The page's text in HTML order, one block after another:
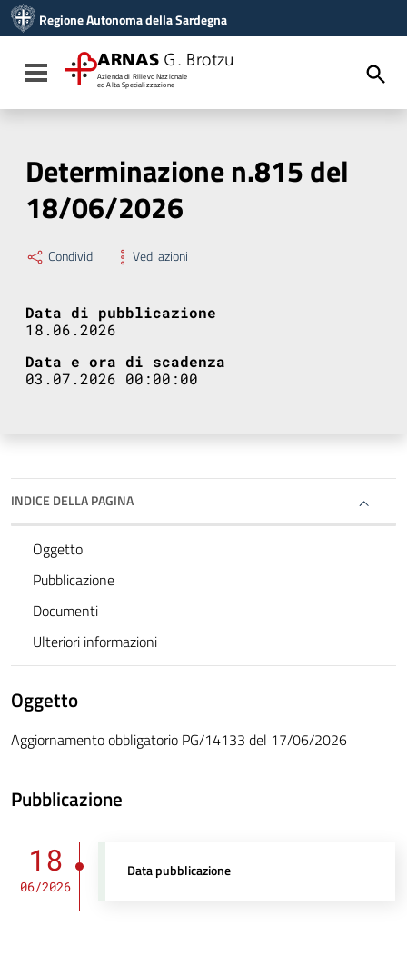
Vai al menu di navigazione
Vai al footer
Regione Autonoma della Sardegna
Toggle navigation
ARNAS G. Brotzu
Azienda di Rilievo Nazionale
ed Alta Specializzazione
Determinazione n.815 del
18/06/2026
Condividi Vedi azioni
Data di pubblicazione
18.06.2026
Data e ora di scadenza
03.07.2026 00:00:00
INDICE DELLA PAGINA
Oggetto
Pubblicazione
Documenti
Ulteriori informazioni
Oggetto
Aggiornamento obbligatorio PG/14133 del 17/06/2026
Pubblicazione
18
06/2026
Data pubblicazione